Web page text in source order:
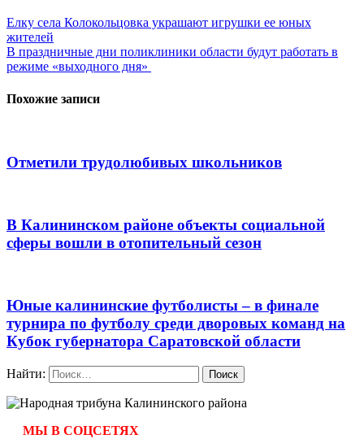
Елку села Колокольцовка украшают игрушки ее юных
жителей
В праздничные дни поликлиники области будут работать в
режиме «выходного дня»
Похожие записи
Отметили трудолюбивых школьников
В Калининском районе объекты социальной
сферы вошли в отопительный сезон
Юные калининские футболисты – в финале
турнира по футболу среди дворовых команд на
Кубок губернатора Саратовской области
Найти:
МЫ В СОЦСЕТЯХ